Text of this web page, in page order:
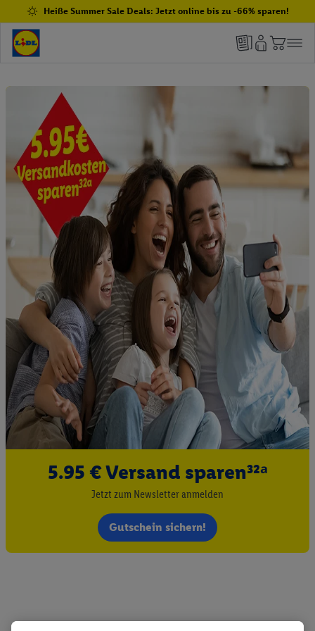
Heiße Summer Sale Deals: Jetzt online bis zu -66% sparen!
5.95 € Versand sparen³²ᵃ
Jetzt zum Newsletter anmelden
Gutschein sichern!